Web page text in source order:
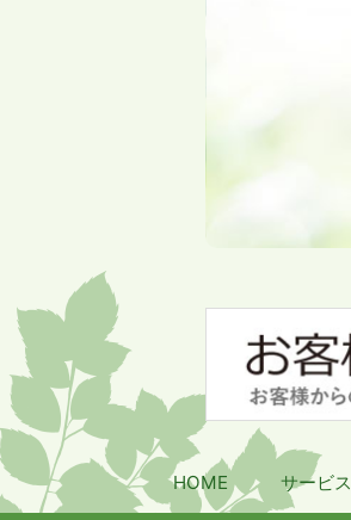
HOME サービス